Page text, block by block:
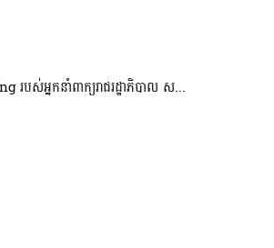
របស់អ្នកនាំពាក្យរាជរដ្ឋាភិបាល ស...